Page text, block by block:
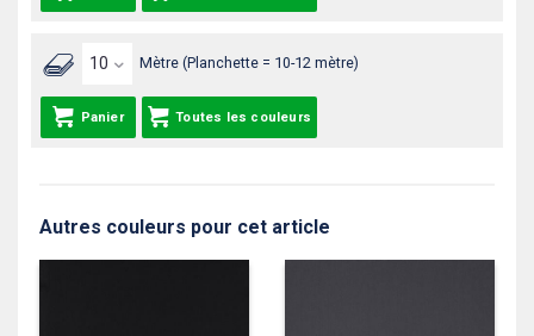
Mètre (Planchette = 10-12 mètre)
Panier Toutes les couleurs
Autres couleurs pour cet article